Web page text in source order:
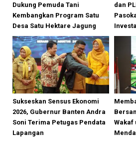
Dukung Pemuda Tani
Kembangkan Program Satu
Desa Satu Hektare Jagung
dan
Sukseskan Sensus Ekonomi
2026, Gubernur Banten Andra
Soni Terima Petugas Pendata
Lapangan
Wakaf